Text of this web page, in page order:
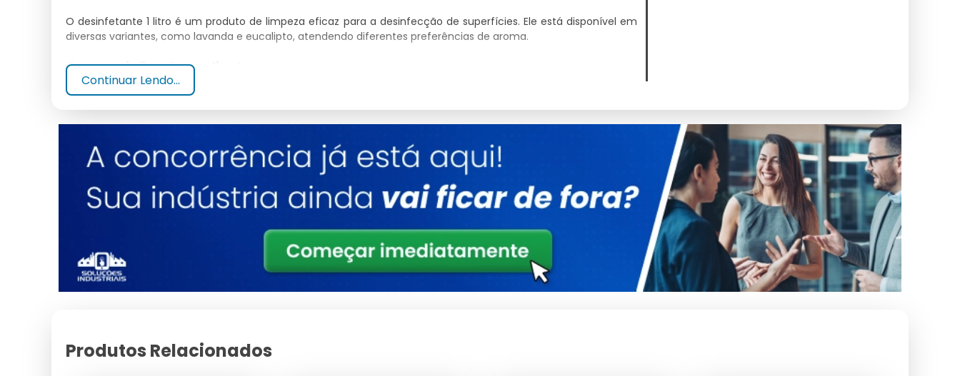
O desinfetante 1 litro é um produto de limpeza eficaz para a desinfecção de superfícies. Ele está disponível em
diversas variantes, como lavanda e eucalipto, atendendo diferentes preferências de aroma.
Composição e Ingredientes
Os desinfetantes são compostos por agentes químicos que eliminam germes e bactérias. Ingredientes comuns
incluem surfactantes, fragrâncias e solventes.
Tipos de Desinfetantes
Os tipos variam entre desinfetante 1 litro concentrado, desinfetante 1 litro lavanda e desinfetante 1 litro pinho,
cada um com propriedades únicas.
Benefícios do Desinfetante 1 Litro
Eficiência na Limpeza
O desinfetante 1 litro é conhecido por sua alta eficiência na remoção de sujeira e manchas, garantindo
Eliminação de Germes e Bactérias
Continuar Lendo...
Produtos Relacionados